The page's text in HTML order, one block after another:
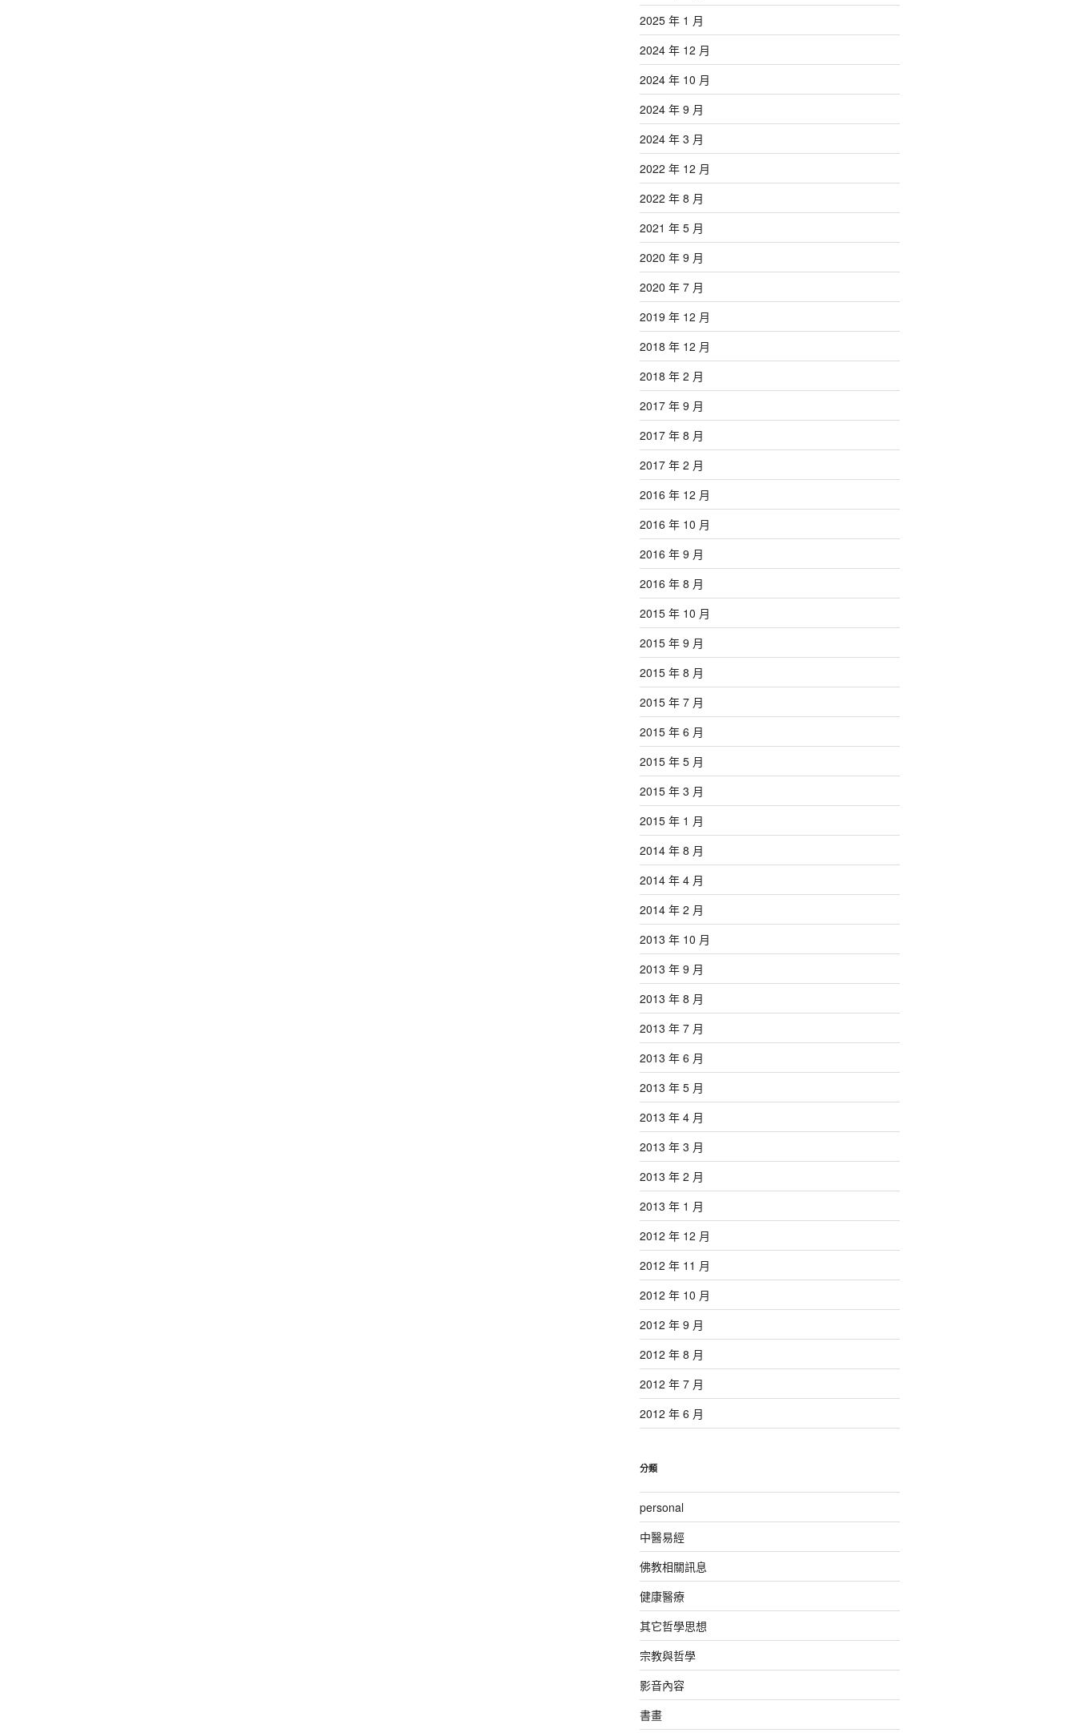
2025 年 1 月
2024 年 12 月
2024 年 10 月
2024 年 9 月
2024 年 3 月
2022 年 12 月
2022 年 8 月
2021 年 5 月
2020 年 9 月
2020 年 7 月
2019 年 12 月
2018 年 12 月
2018 年 2 月
2017 年 9 月
2017 年 8 月
2017 年 2 月
2016 年 12 月
2016 年 10 月
2016 年 9 月
2016 年 8 月
2015 年 10 月
2015 年 9 月
2015 年 8 月
2015 年 7 月
2015 年 6 月
2015 年 5 月
2015 年 3 月
2015 年 1 月
2014 年 8 月
2014 年 4 月
2014 年 2 月
2013 年 10 月
2013 年 9 月
2013 年 8 月
2013 年 7 月
2013 年 6 月
2013 年 5 月
2013 年 4 月
2013 年 3 月
2013 年 2 月
2013 年 1 月
2012 年 12 月
2012 年 11 月
2012 年 10 月
2012 年 9 月
2012 年 8 月
2012 年 7 月
2012 年 6 月
分類
personal
中醫易經
佛教相關訊息
健康醫療
其它哲學思想
宗教與哲學
影音內容
書畫